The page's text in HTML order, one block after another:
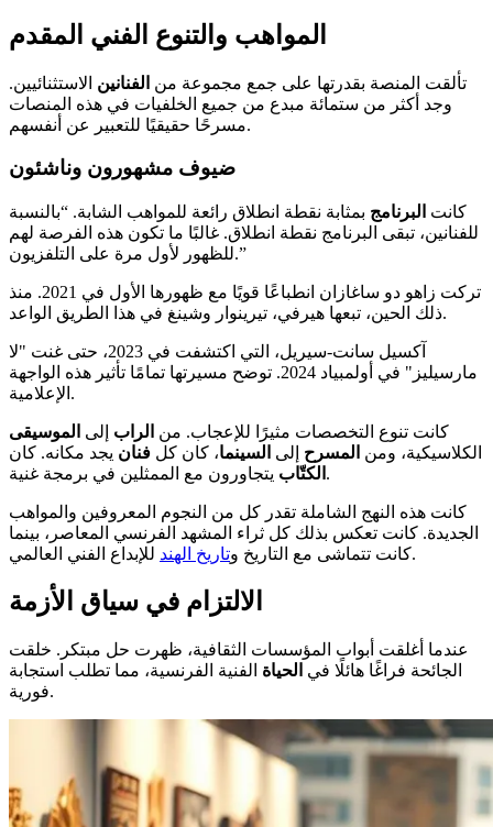
المواهب والتنوع الفني المقدم
تألقت المنصة بقدرتها على جمع مجموعة من الفنانين الاستثنائيين.
وجد أكثر من ستمائة مبدع من جميع الخلفيات في هذه المنصات
مسرحًا حقيقيًا للتعبير عن أنفسهم.
ضيوف مشهورون وناشئون
كانت البرنامج بمثابة نقطة انطلاق رائعة للمواهب الشابة. “بالنسبة
للفنانين، تبقى البرنامج نقطة انطلاق. غالبًا ما تكون هذه الفرصة لهم
للظهور لأول مرة على التلفزيون.”
تركت زاهو دو ساغازان انطباعًا قويًا مع ظهورها الأول في 2021. منذ
ذلك الحين، تبعها هيرفي، تيرينوار وشينغ في هذا الطريق الواعد.
آكسيل سانت-سيريل، التي اكتشفت في 2023، حتى غنت "لا
مارسيليز" في أولمبياد 2024. توضح مسيرتها تمامًا تأثير هذه الواجهة
الإعلامية.
كانت تنوع التخصصات مثيرًا للإعجاب. من الراب إلى الموسيقى
الكلاسيكية، ومن المسرح إلى السينما، كان كل فنان يجد مكانه. كان
الكتّاب يتجاورون مع الممثلين في برمجة غنية.
كانت هذه النهج الشاملة تقدر كل من النجوم المعروفين والمواهب
الجديدة. كانت تعكس بذلك كل ثراء المشهد الفرنسي المعاصر، بينما
كانت تتماشى مع التاريخ وتاريخ الهند للإبداع الفني العالمي.
الالتزام في سياق الأزمة
عندما أغلقت أبواب المؤسسات الثقافية، ظهرت حل مبتكر. خلقت
الجائحة فراغًا هائلًا في الحياة الفنية الفرنسية، مما تطلب استجابة
فورية.